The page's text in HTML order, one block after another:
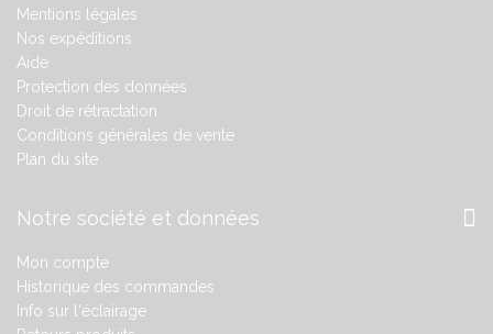
Mentions légales
Nos expéditions
Aide
Protection des données
Droit de rétractation
Conditions générales de vente
Plan du site
Notre société et données
Mon compte
Historique des commandes
Info sur l'éclairage